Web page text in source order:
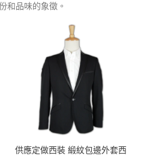
和品味的象徵。
供應定做西裝 緞紋包邊外套西